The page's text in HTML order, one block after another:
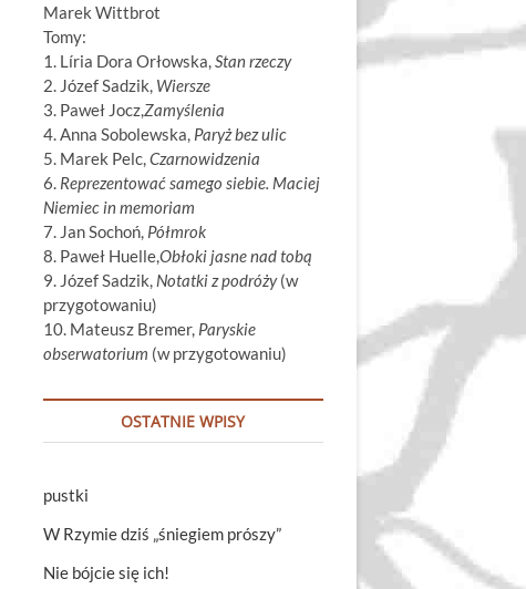
Marek Wittbrot
Tomy:
1. Líria Dora Orłowska,Stan rzeczy
2. Józef Sadzik, Wiersze
3. Paweł Jocz,Zamyślenia
4. Anna Sobolewska, Paryż bez ulic
5. Marek Pelc,Czarnowidzenia
6. Reprezentować samego siebie. Maciej
Niemiec in memoriam
7. Jan Sochoń, Półmrok
8. Paweł Huelle,Obłoki jasne nad tobą
9. Józef Sadzik, Notatki z podróży(w
przygotowaniu)
10. Mateusz Bremer, Paryskie
obserwatorium (w przygotowaniu)
OSTATNIE WPISY
pustki
W Rzymie dziś „śniegiem prószy”
Nie bójcie się ich!